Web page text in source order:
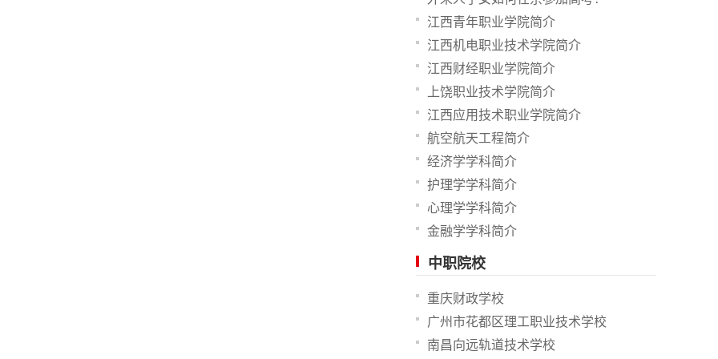
江西青年职业学院简介
江西机电职业技术学院简介
江西财经职业学院简介
上饶职业技术学院简介
江西应用技术职业学院简介
航空航天工程简介
经济学学科简介
护理学学科简介
心理学学科简介
金融学学科简介
中职院校
重庆财政学校
广州市花都区理工职业技术学校
南昌向远轨道技术学校